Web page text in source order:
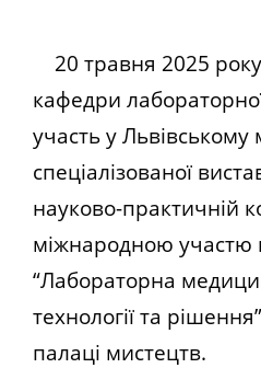
20 травня 2025
кафедри
участь у
спеціалізованої
науково-практичній
міжнародною участю
“Лабораторна
технології та
палаці мистецтв.